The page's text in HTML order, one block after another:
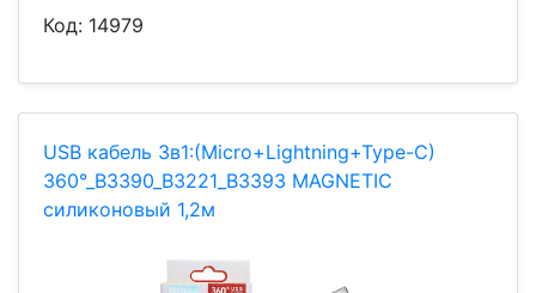
Код: 14979
USB кабель 3в1:(Micro+Lightning+Type-C)
360°_B3390_B3221_B3393 MAGNETIC
силиконовый 1,2м